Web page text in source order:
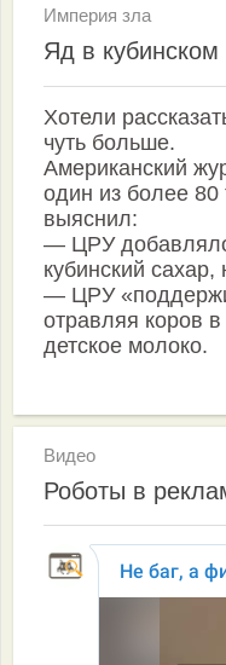
Империя зла
Яд в кубинском
Хотели
чуть больше.
Американский
один из более 80
выяснил:
— ЦРУ
кубинский
— ЦРУ
отравляя коров
детское молоко.
Видео
Роботы в